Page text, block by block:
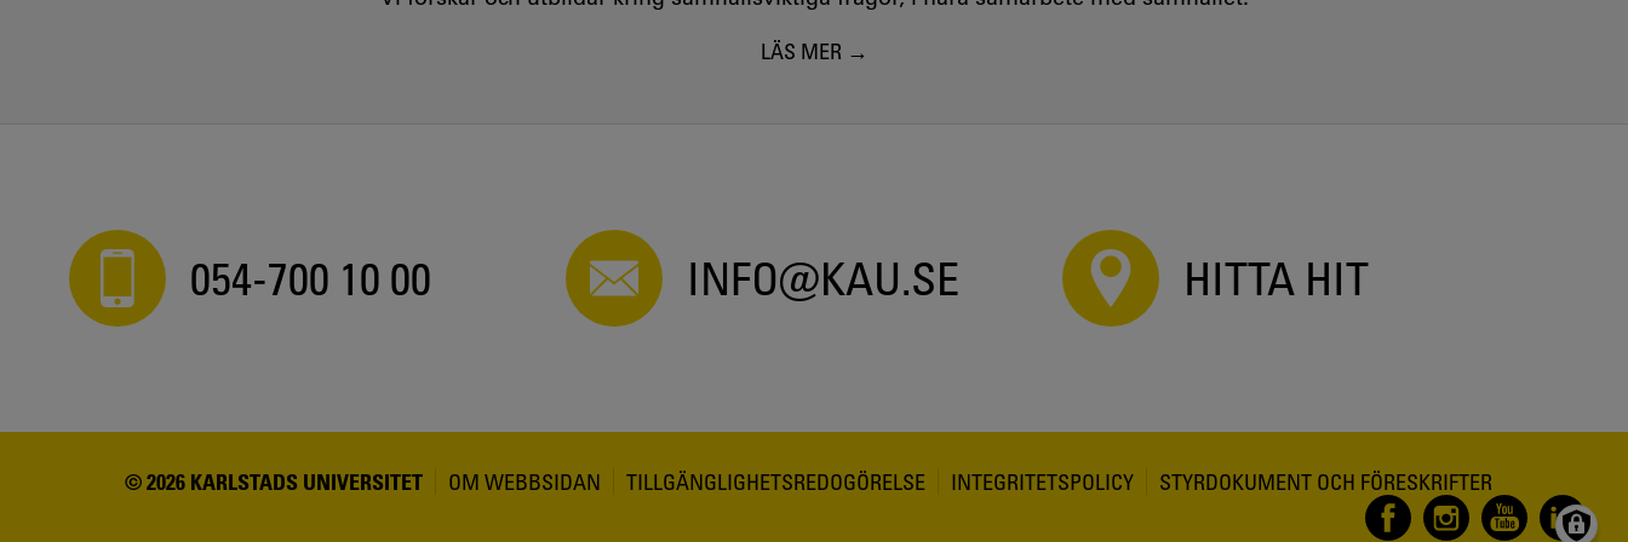
LÄS MER
054-700 10 00 INFO@KAU.SE HITTA HIT
© 2026 KARLSTADS UNIVERSITET OM WEBBSIDAN TILLGÄNGLIGHETSREDOGÖRELSE INTEGRITETSPOLICY STYRDOKUMENT OCH FÖRESKRIFTER